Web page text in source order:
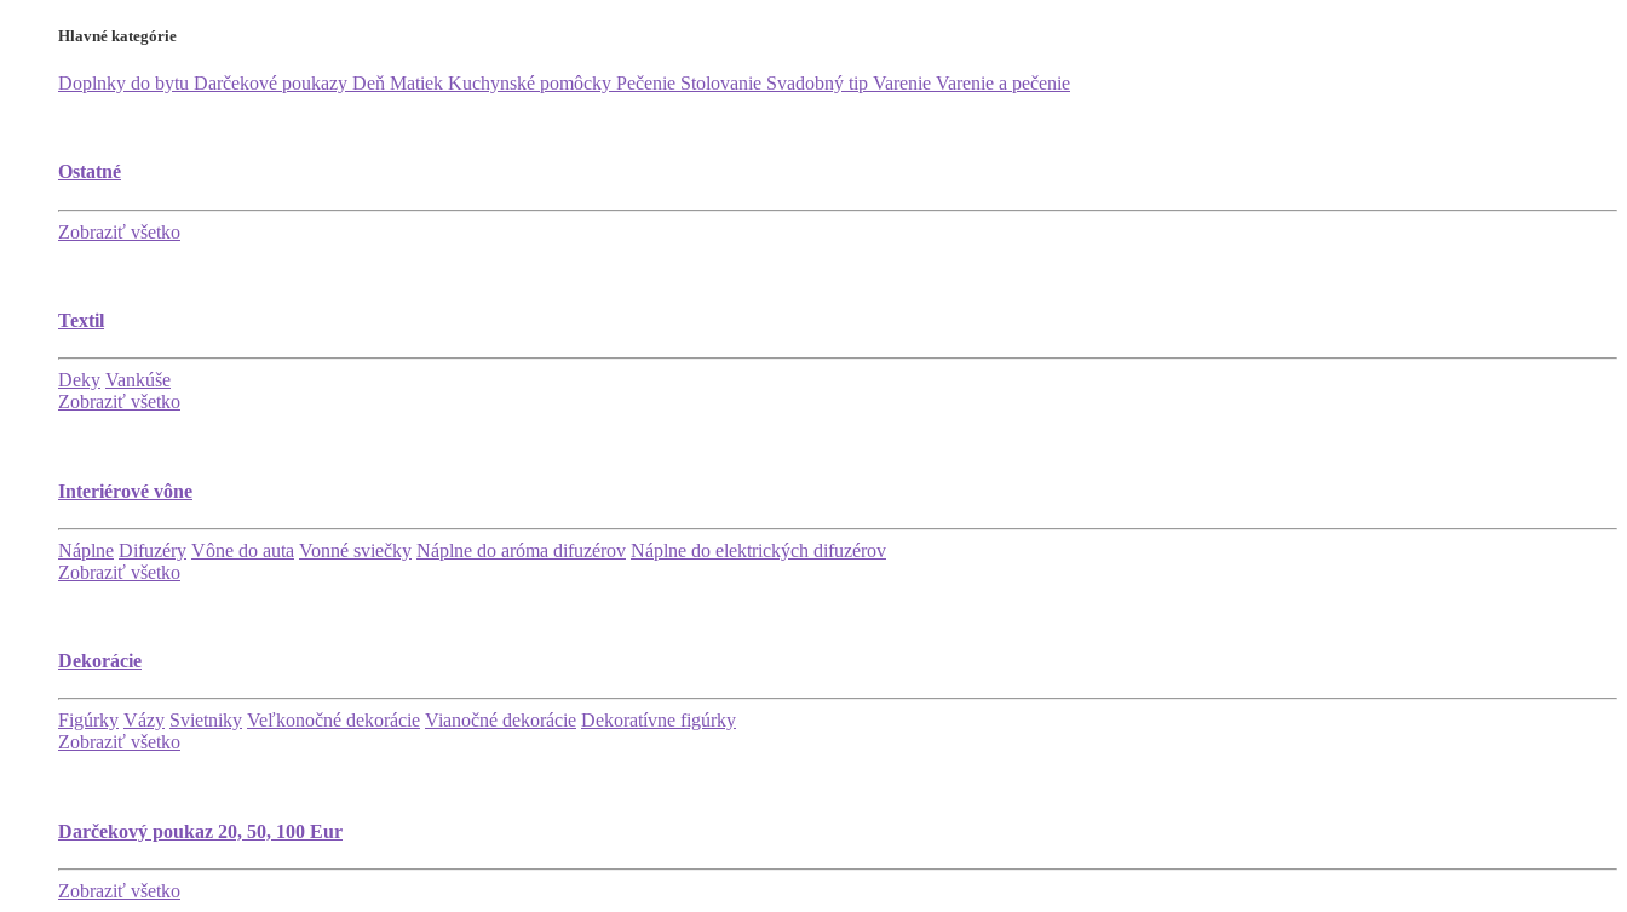
Hlavné kategórie
Doplnky do bytu Darčekové poukazy Deň Matiek Kuchynské pomôcky Pečenie Stolovanie Svadobný tip Varenie Varenie a pečenie
Ostatné
Zobraziť všetko
Textil
Deky Vankúše
Zobraziť všetko
Interiérové vône
Náplne Difuzéry Vône do auta Vonné sviečky Náplne do aróma difuzérov Náplne do elektrických difuzérov
Zobraziť všetko
Dekorácie
Figúrky Vázy Svietniky Veľkonočné dekorácie Vianočné dekorácie Dekoratívne figúrky
Zobraziť všetko
Darčekový poukaz 20, 50, 100 Eur
Zobraziť všetko